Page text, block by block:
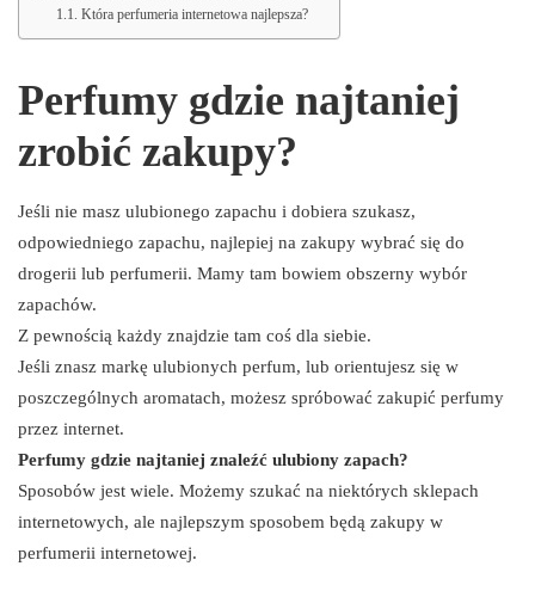
Która perfumeria internetowa najlepsza?
Perfumy gdzie najtaniej
zrobić zakupy?
Jeśli nie masz ulubionego zapachu i dobiera szukasz,
odpowiedniego zapachu, najlepiej na zakupy wybrać się do
drogerii lub perfumerii. Mamy tam bowiem obszerny wybór
zapachów.
Z pewnością każdy znajdzie tam coś dla siebie.
Jeśli znasz markę ulubionych perfum, lub orientujesz się w
poszczególnych aromatach, możesz spróbować zakupić perfumy
przez internet.
Perfumy gdzie najtaniej znaleźć ulubiony zapach?
Sposobów jest wiele. Możemy szukać na niektórych sklepach
internetowych, ale najlepszym sposobem będą zakupy w
perfumerii internetowej.